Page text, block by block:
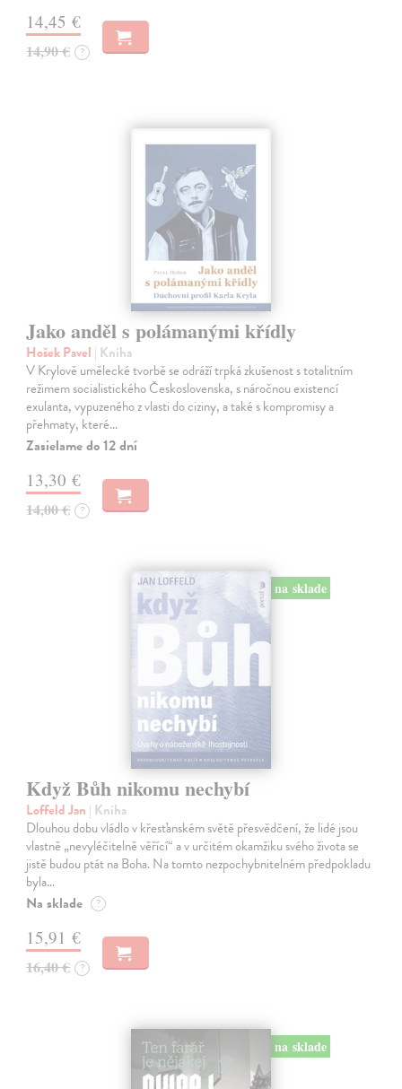
14,45 €
14,90 € ?
Jako anděl s polámanými křídly
Hošek Pavel | Kniha
V Krylově umělecké tvorbě se odráží trpká zkušenost s totalitním
režimem socialistického Československa, s náročnou existencí
exulanta, vypuzeného z vlasti do ciziny, a také s kompromisy a
přehmaty, které…
Zasielame do 12 dní
13,30 €
14,00 € ?
na sklade
Když Bůh nikomu nechybí
Loffeld Jan | Kniha
Dlouhou dobu vládlo v křesťanském světě přesvědčení, že lidé jsou
vlastně „nevyléčitelně věřící“ a v určitém okamžiku svého života se
jistě budou ptát na Boha. Na tomto nezpochybnitelném předpokladu
byla…
Na sklade ?
15,91 €
16,40 € ?
na sklade